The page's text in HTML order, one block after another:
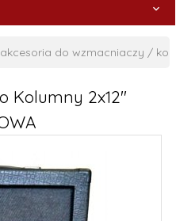
do wzmacniaczy /
Kolumny 2x12"